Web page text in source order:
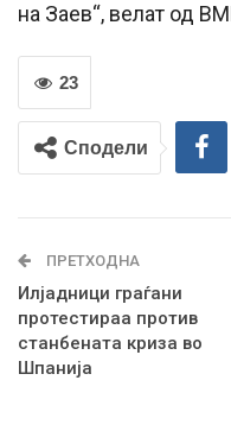
на Заев“, велат од
23
Сподели
ПРЕТХОДНА
Илјадници граѓани
протестираа против
станбената криза во
Шпанија